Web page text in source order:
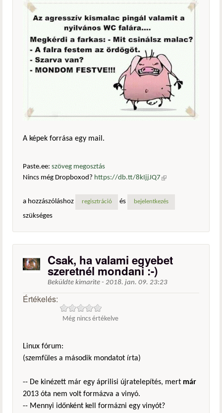
A képek forrása egy mail.
Paste.ee: szöveg megosztás
Nincs még Dropboxod? https://db.tt/8kIjjJQ7 (külső
a hozzászóláshoz
regisztráció és bejelentkezés
szükséges
Csak, ha valami egyebet
szeretnél mondani :-)
Beküldte kimarite - 2018. jan. 09. 23:23
Értékelés:
Még nincs értékelve
Linux fórum:
(szemfüles a második mondatot írta)
-- De kinézett már egy áprilisi újratelepítés, mert már
2013 óta nem volt formázva a vinyó.
-- Mennyi időnként kell formázni egy vinyót?